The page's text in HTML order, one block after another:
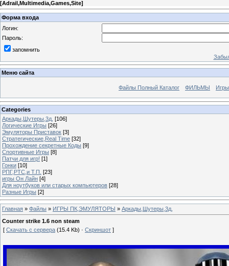
[Adrail,Multimedia,Games,Site]
Форма входа
Логин:
Пароль:
запомнить
Меню сайта
Файлы Полный Каталог ФИЛЬМЫ
Categories
Аркады,Шутеры,3д, [106]
Логические Игры [26]
Эмуляторы Приставок [3]
Стратегические,Real Time [32]
Прохождение секретные Коды [9]
Спортивные Игры [8]
Патчи для игр! [1]
Гонки [10]
РПГ,РТС,и Т.П. [23]
игры Он Лайн [4]
Для ноутбуков или старых компьютеров [28]
Разные Игры [2]
Главная » Файлы » ИГРЫ ПК,ЭМУЛЯТОРЫ » Аркады,Шутеры,3д,
Counter strike 1.6 non steam
[ Скачать с сервера (15.4 Kb) · Скриншот ]